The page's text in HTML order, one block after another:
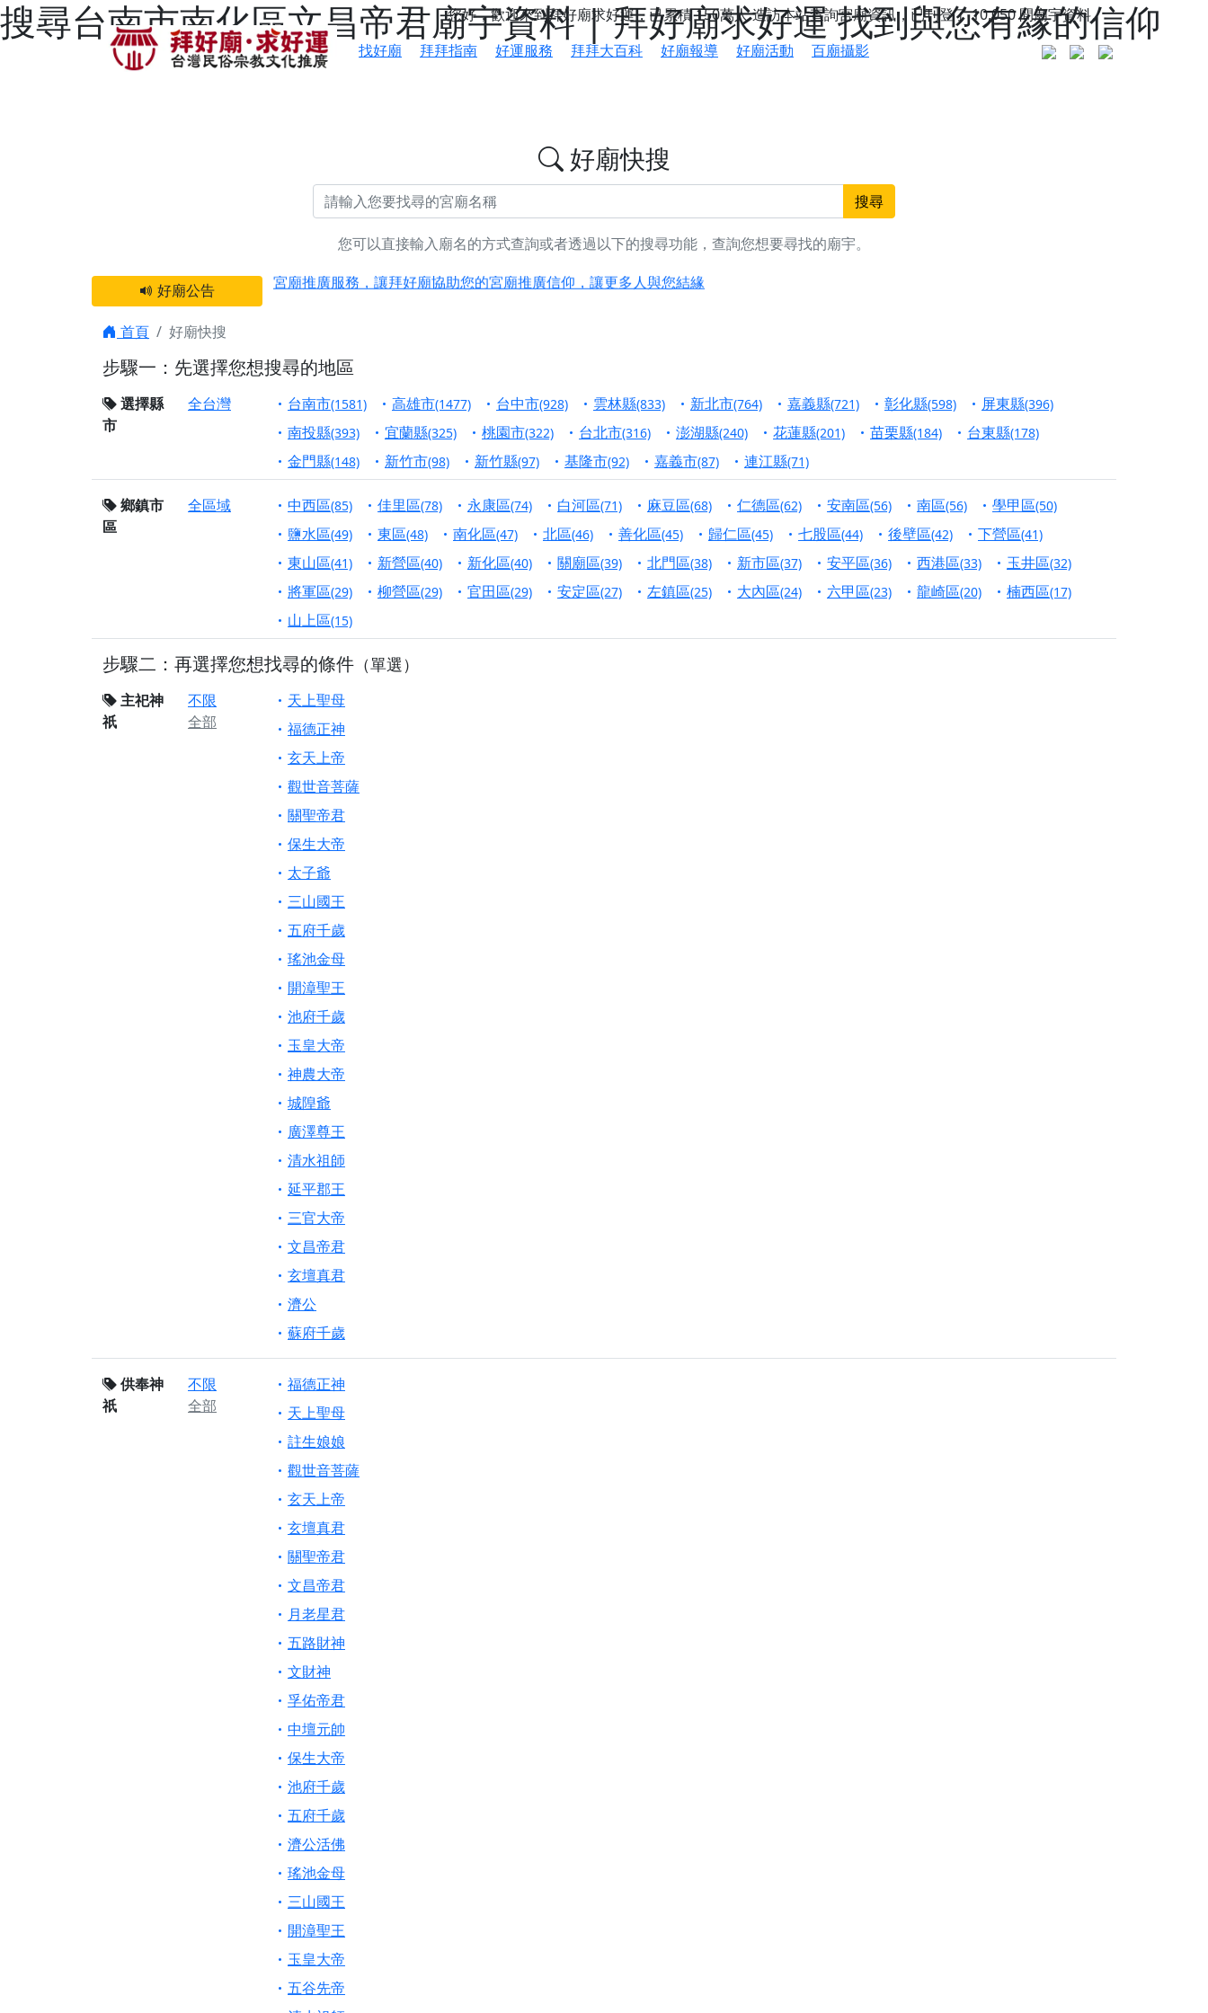
搜尋台南市南化區文昌帝君廟宇資料 | 拜好廟求好運 找到與您有緣的信仰
您好，歡迎來到拜好廟求好運，已累積150萬人造訪本站查詢宮廟資訊，已刊登了10,050間廟宇資料。
找好廟
拜拜指南 好運服務 拜拜大百科 好廟報導 好廟活動 百廟攝影
好廟快搜
搜尋
您可以直接輸入廟名的方式查詢或者透過以下的搜尋功能，查詢您想要尋找的廟宇。
好廟公告
感謝 【新竹縣新豐鄉 池和宮】 贊助支持我們推廣台灣民俗宗教文化
宮廟推廣服務，讓拜好廟協助您的宮廟推廣信仰，讓更多人與您結緣
【屏東縣獅子鄉 楓港清華山聖天宮】驪山母娘聖誕暨中元普渡大法會，誠邀十方善信大德，一同回到母娘慈悲座前，祈福納祥、慎
終追遠、廣植福田
【桃園市 桃園蓮華寺】盂蘭盆中元報恩法會，這場法會不只是超薦與普渡，更是一份對祖先的感恩、對親人的思念，也是為家人祈
願平安順遂的慈悲心意。
【桃園龜山 慈恩宮】丙午年梁皇寶懺法會，一念虔誠禮寶懺，一分懺悔植福田，誠邀十方善信大德共同參與。
【新北貢寮 南極玉明殿】中元普渡大法會，誠摯歡迎十方善信大德隨喜贊普，為祖先親眷祈求安息，也為自身與家人累積福德、種
下善緣。
【桃園慈善宮(天公廟)】中元普渡交給專業的來，省時省力又積福！「玉皇大帝 大天尊」 親自坐鎮主法！幫你累積的功德福報自然
是「超級加倍」！
【台北北投 福慶宮】慶讚中元普渡法會，誠摯邀請十方善信大德，一同回到北投土地公埔，祈願闔家平安、地方祥和、福運綿長。
【桃園龜山 慈恩宮】瑤池金母聖誕祝壽盛典，邀請十方善信大德蒞臨參香祝壽，同沐母娘慈光，共祈平安吉祥
【桃園龜山 慈恩宮】丙午年慶讚中元普渡法會，正是讓我們用善念與功德，迴向冥陽兩利、闔家平安的殊勝因緣。
【新北八里 紫德宮】丙午年中元普渡讚普超薦法會，普施眾生・慎終追遠・廣植福田
【台北北投金虎爺會】父親節陪爸爸一起闖關趣，邀請大小朋友一起留下珍貴的家庭回憶
【新北八里 紫德宮】父親節奉茶感恩活動，一杯茶，一份心意；一句感謝，一生難忘。
【桃園新屋 深圳玄天宮】農曆七月擴大犒軍科儀，吉祥月不只有普渡祈福，也有一份感謝守護的虔誠心意
【桃園新屋 深圳玄天宮】七娘媽聖誕祝壽慶典，誠摯邀請十方善信大德攜家帶眷前來參香，共同向七娘媽祝壽祈福
【桃園慈善宮(天公廟)】虎爺元帥 開光大典，祈求虎爺神威護持，庇佑闔家平安、財運亨通、事業順遂、百邪退散。
歡迎友廟長官、小編加入我們LINE官方帳號，讓我們協助您的廟宇推廣。
歡迎信眾分享您前往廟宇的參拜體驗，推廣您的信仰
首頁 好廟快搜
步驟一：先選擇您想搜尋的地區
選擇縣
市
全台灣 台南市(1581) 高雄市(1477) 台中市(928) 雲林縣(833) 新北市(764) 嘉義縣(721) 彰化縣(598) 屏東縣(396)
南投縣(393) 宜蘭縣(325) 桃園市(322) 台北市(316) 澎湖縣(240) 花蓮縣(201) 苗栗縣(184) 台東縣(178)
金門縣(148) 新竹市(98) 新竹縣(97) 基隆市(92) 嘉義市(87) 連江縣(71)
鄉鎮市
區
全區域 中西區(85) 佳里區(78) 永康區(74) 白河區(71) 麻豆區(68) 仁德區(62) 安南區(56) 南區(56) 學甲區(50)
鹽水區(49) 東區(48) 南化區(47) 北區(46) 善化區(45) 歸仁區(45) 七股區(44) 後壁區(42) 下營區(41)
東山區(41) 新營區(40) 新化區(40) 關廟區(39) 北門區(38) 新市區(37) 安平區(36) 西港區(33) 玉井區(32)
將軍區(29) 柳營區(29) 官田區(29) 安定區(27) 左鎮區(25) 大內區(24) 六甲區(23) 龍崎區(20) 楠西區(17)
山上區(15)
步驟二：再選擇您想找尋的條件 （單選）
主祀神
祇
不限
全部
天上聖母
福德正神
玄天上帝
觀世音菩薩
關聖帝君
保生大帝
太子爺
三山國王
五府千歲
瑤池金母
開漳聖王
池府千歲
玉皇大帝
神農大帝
城隍爺
廣澤尊王
清水祖師
延平郡王
三官大帝
文昌帝君
玄壇真君
濟公
蘇府千歲
供奉神
祇
不限
全部
福德正神
天上聖母
註生娘娘
觀世音菩薩
玄天上帝
玄壇真君
關聖帝君
文昌帝君
月老星君
五路財神
文財神
孚佑帝君
中壇元帥
保生大帝
池府千歲
五府千歲
濟公活佛
瑤池金母
三山國王
開漳聖王
玉皇大帝
五谷先帝